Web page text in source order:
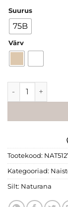
Suurus
75B
Värv
Naturana
Tootekood:
Kategooriad:
Silt: Naturana